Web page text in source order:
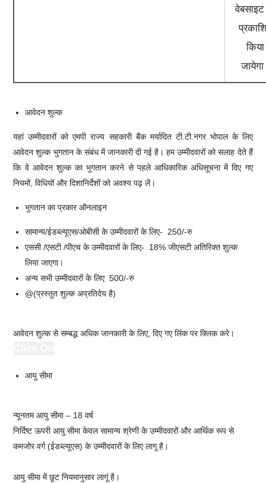
वेबसाइट
किया
आवेदन शुल्क
यहां उम्मीदवारों कोएमपी राज्य सहकारी बैंक मर्यादित टी.टी.नगर भोपालके लिए
आवेदन शुल्क भुगतान के संबंध में जानकारी दी गई है। हम उम्मीदवारों को सलाह देते हैं
कि वे आवेदन शुल्क का भुगतान करने से पहले आधिकारिक अधिसूचना में दिए गए
नियमों, विधियों और दिशानिर्देशों को अवश्य पढ़ लें।
भुगतान का प्रकार ऑनलाइन
सामान्य/ईडब्ल्यूएस/ओबीसी के उम्मीदवारों के लिए- 250/-रु
एससी /एसटी /पीएच के उम्मीदवारों के लिए- 18% जीएसटी अतिरिक्त शुल्क
लिया जाएगा।
अन्य सभी उम्मीदवारों के लिए 500/-रु
@(प्रस्तुत शुल्क अप्रतिदेय है)
आवेदन शुल्क से सम्बद्ध अधिक जानकारी के लिए, दिए गए लिंक पर क्लिक करे।
आयु सीमा
न्यूनतम आयु सीमा – 18 वर्ष
निर्दिष्ट ऊपरी आयु सीमा केवल सामान्य श्रेणी के उम्मीदवारों और आर्थिक रूप से
कमजोर वर्ग (ईडब्ल्यूएस) के उम्मीदवारों के लिए लागू है।
आयु सीमा में छूट नियमानुसार लागूं है।